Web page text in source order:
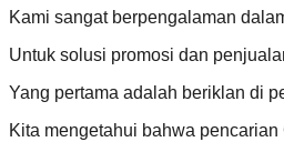
Kami sangat berpengalaman
Untuk solusi promosi dan
Yang pertama adalah beriklan di
Kita mengetahui bahwa